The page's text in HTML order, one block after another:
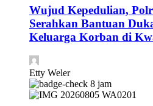
Wujud Kepedulian,
Serahkan Bantuan
Keluarga Korban di
Etty Weler
8 jam